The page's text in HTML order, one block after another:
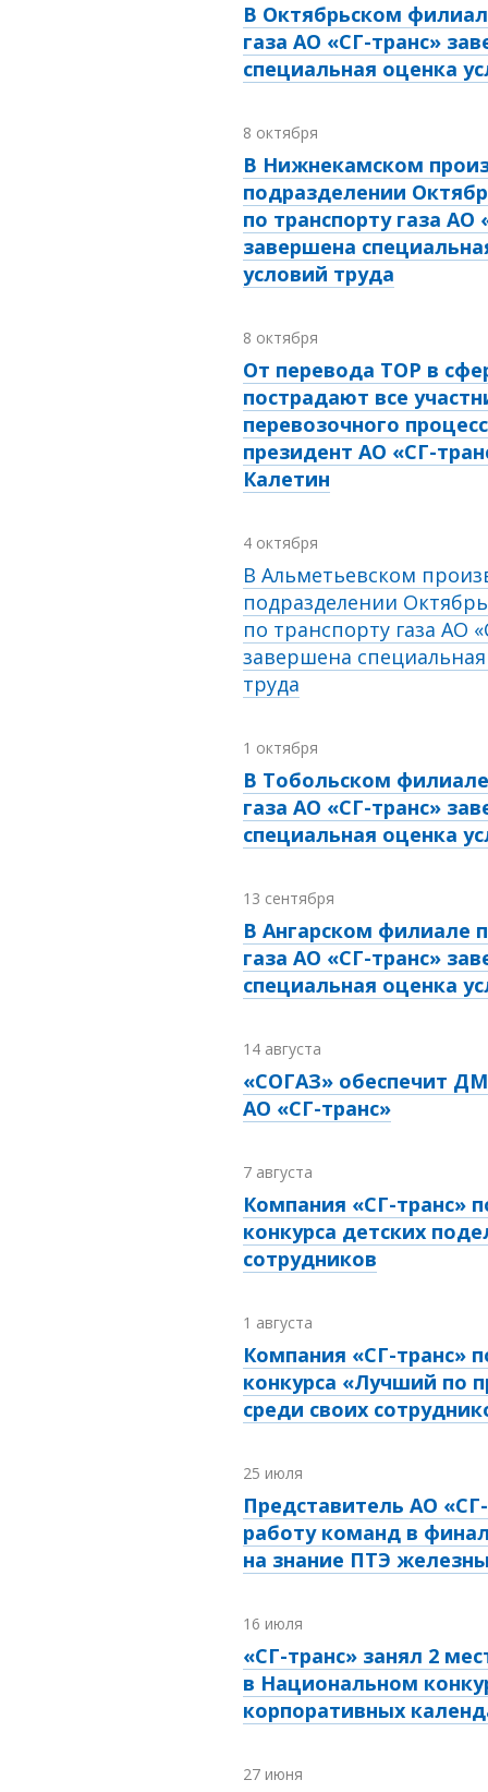
В Октябрьском
газа АО «СГ-транс»
специальная оценка
8 октября
В Нижнекамском
подразделении
по транспорту газа АО
завершена
условий труда
8 октября
От перевода ТОР в
пострадают все
перевозочного
президент АО «СГ-
Калетин
4 октября
В Альметьевском
подразделении
по транспорту газа АО
завершена
труда
1 октября
В Тобольском
газа АО «СГ-транс»
специальная оценка
13 сентября
В Ангарском филиале
газа АО «СГ-транс»
специальная оценка
14 августа
«СОГАЗ» обеспечит
АО «СГ-транс»
7 августа
Компания «СГ-транс»
конкурса детских
сотрудников
1 августа
Компания «СГ-транс»
конкурса «Лучший по
среди своих
25 июля
Представитель АО
работу команд в
на знание ПТЭ
16 июля
«СГ-транс» занял 2
в Национальном
корпоративных
27 июня